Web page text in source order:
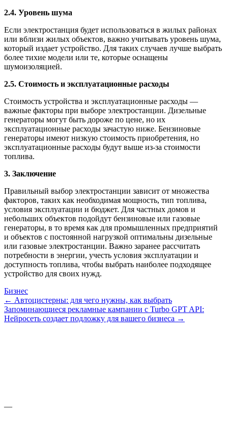
2.4. Уровень шума
Если электростанция будет использоваться в жилых районах
или вблизи жилых объектов, важно учитывать уровень шума,
который издает устройство. Для таких случаев лучше выбрать
более тихие модели или те, которые оснащены
шумоизоляцией.
2.5. Стоимость и эксплуатационные расходы
Стоимость устройства и эксплуатационные расходы —
важные факторы при выборе электростанции. Дизельные
генераторы могут быть дороже по цене, но их
эксплуатационные расходы зачастую ниже. Бензиновые
генераторы имеют низкую стоимость приобретения, но
эксплуатационные расходы будут выше из-за стоимости
топлива.
3. Заключение
Правильный выбор электростанции зависит от множества
факторов, таких как необходимая мощность, тип топлива,
условия эксплуатации и бюджет. Для частных домов и
небольших объектов подойдут бензиновые или газовые
генераторы, в то время как для промышленных предприятий
и объектов с постоянной нагрузкой оптимальны дизельные
или газовые электростанции. Важно заранее рассчитать
потребности в энергии, учесть условия эксплуатации и
доступность топлива, чтобы выбрать наиболее подходящее
устройство для своих нужд.
Бизнес
← Автоцистерны: для чего нужны, как выбрать
Запоминающиеся рекламные кампании с Turbo GPT API:
Нейросеть создает подложку для вашего бизнеса →
—